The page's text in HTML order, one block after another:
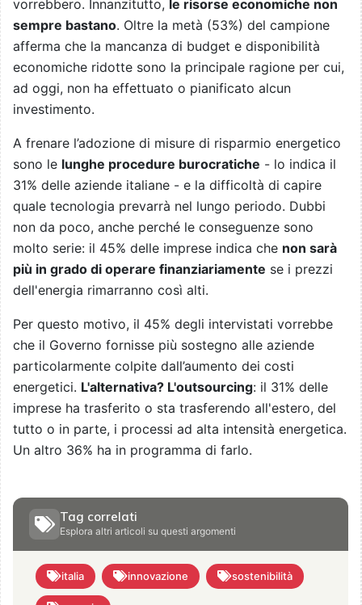
vorrebbero. Innanzitutto, le risorse economiche non
sempre bastano. Oltre la metà (53%) del campione
afferma che la mancanza di budget e disponibilità
economiche ridotte sono la principale ragione per cui,
ad oggi, non ha effettuato o pianificato alcun
investimento.
A frenare l’adozione di misure di risparmio energetico
sono le lunghe procedure burocratiche - lo indica il
31% delle aziende italiane - e la difficoltà di capire
quale tecnologia prevarrà nel lungo periodo. Dubbi
non da poco, anche perché le conseguenze sono
molto serie: il 45% delle imprese indica che non sarà
più in grado di operare finanziariamente se i prezzi
dell'energia rimarranno così alti.
Per questo motivo, il 45% degli intervistati vorrebbe
che il Governo fornisse più sostegno alle aziende
particolarmente colpite dall’aumento dei costi
energetici. L'alternativa? L'outsourcing: il 31% delle
imprese ha trasferito o sta trasferendo all'estero, del
tutto o in parte, i processi ad alta intensità energetica.
Un altro 36% ha in programma di farlo.
Tag correlati
Esplora altri articoli su questi argomenti
italia innovazione sostenibilità